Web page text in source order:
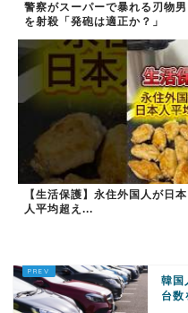
警察がスーパーで暴れる刃物男
を射殺「発砲は適正か？」
【生活保護】永住外国人が日本
人平均超え...
韓国
台数